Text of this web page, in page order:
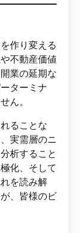
作り変える
不動産価値
業の延期な
ターミナ
ん。
ることな
実需層のニ
析すること
化、そして
を読み解
、皆様のビ